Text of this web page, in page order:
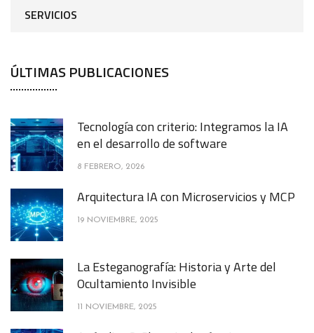
SERVICIOS
ÚLTIMAS PUBLICACIONES
Tecnología con criterio: Integramos la IA
en el desarrollo de software
8 FEBRERO, 2026
Arquitectura IA con Microservicios y MCP
19 NOVIEMBRE, 2025
La Esteganografía: Historia y Arte del
Ocultamiento Invisible
11 NOVIEMBRE, 2025